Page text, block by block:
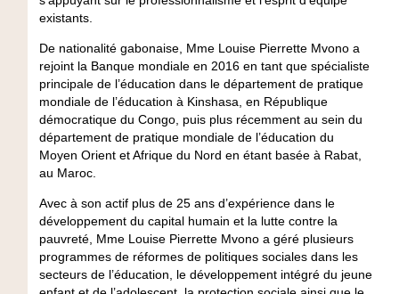
existants.
De nationalité gabonaise, Mme Louise Pierrette Mvono a
rejoint la Banque mondiale en 2016 en tant que spécialiste
principale de l’éducation dans le département de pratique
mondiale de l’éducation à Kinshasa, en République
démocratique du Congo, puis plus récemment au sein du
département de pratique mondiale de l’éducation du
Moyen Orient et Afrique du Nord en étant basée à Rabat,
au Maroc.
Avec à son actif plus de 25 ans d’expérience dans le
développement du capital humain et la lutte contre la
pauvreté, Mme Louise Pierrette Mvono a géré plusieurs
programmes de réformes de politiques sociales dans les
secteurs de l’éducation, le développement intégré du jeune